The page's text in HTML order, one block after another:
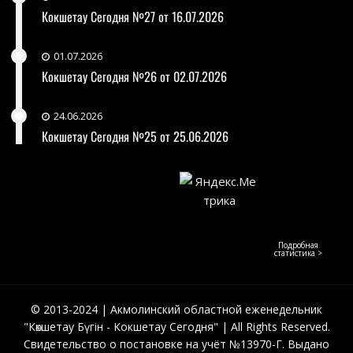
Кокшетау Сегодня №27 от 16.07.2026
01.07.2026
Кокшетау Сегодня №26 от 02.07.2026
24.06.2026
Кокшетау Сегодня №25 от 25.06.2026
Подробная
статистика >
© 2013-2024 | Акмолинский областной еженедельник
"Көкшетау Бүгін - Кокшетау Сегодня" | All Rights Reserved.
Свидетельство о постановке на учёт №13970-Г. Выдано